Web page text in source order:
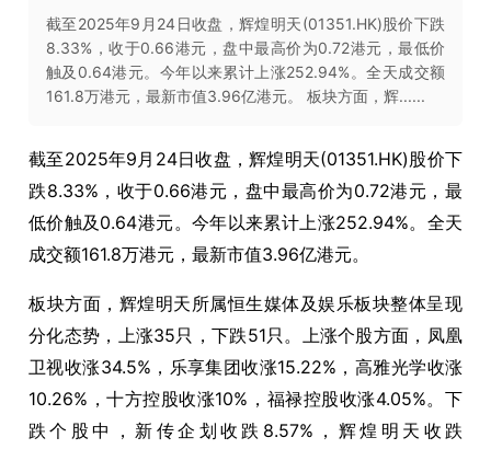
截至2025年9月24日收盘，辉煌明天(01351.HK)股价下跌
8.33%，收于0.66港元，盘中最高价为0.72港元，最低价
触及0.64港元。今年以来累计上涨252.94%。全天成交额
161.8万港元，最新市值3.96亿港元。 板块方面，辉......
截至2025年9月24日收盘，辉煌明天(01351.HK)股价下
跌8.33%，收于0.66港元，盘中最高价为0.72港元，最
低价触及0.64港元。今年以来累计上涨252.94%。全天
成交额161.8万港元，最新市值3.96亿港元。
板块方面，辉煌明天所属恒生媒体及娱乐板块整体呈现
分化态势，上涨35只，下跌51只。上涨个股方面，凤凰
卫视收涨34.5%，乐享集团收涨15.22%，高雅光学收涨
10.26%，十方控股收涨10%，福禄控股收涨4.05%。下
跌个股中，新传企划收跌8.57%，辉煌明天收跌